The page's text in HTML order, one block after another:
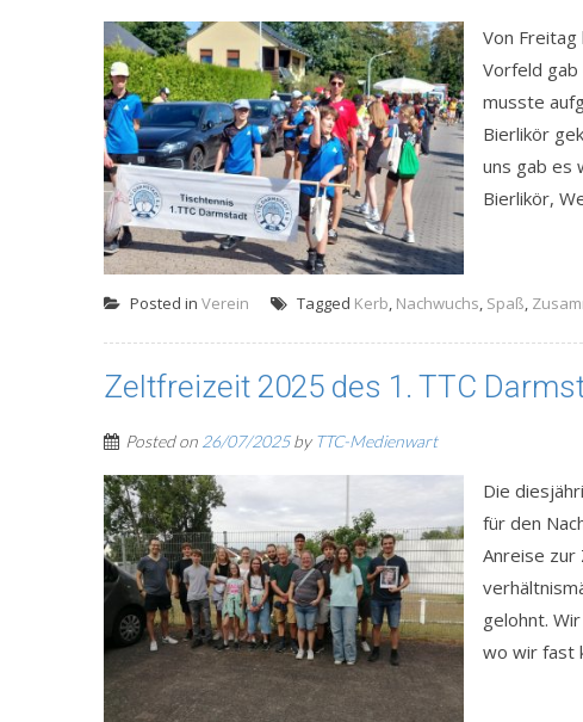
Von
Vorfeld
musste
Bierlikör
uns gab es
Bierlikör,
Posted in Verein Tagged Kerb, Nachwuchs, Spaß,
Zeltfreizeit 2025 des 1. TTC
Posted on 26/07/2025by TTC-Medienwart
Die
für den
Anreise zur
gelohnt.
wo wir fast